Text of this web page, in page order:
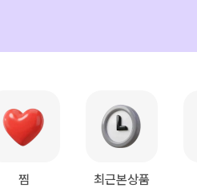
찜 최근본상품